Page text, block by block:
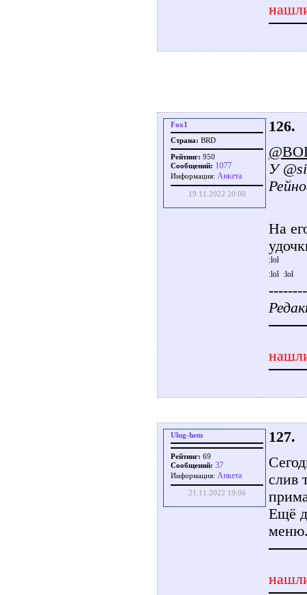
Fox1
Страна: BRD
Рейтинг: 950
Сообщений: 1077
Информация: Aнкета
19.11.2022 20:00
126.
У
На
Ulug-hem
Рейтинг: 69
Сообщений: 37
Информация: Aнкета
21.11.2022 19:06
127.
слив
Ещё